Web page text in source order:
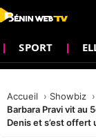
SPORT
Accueil
Showbiz
Barbara Pravi vit au
Denis et s’est offert